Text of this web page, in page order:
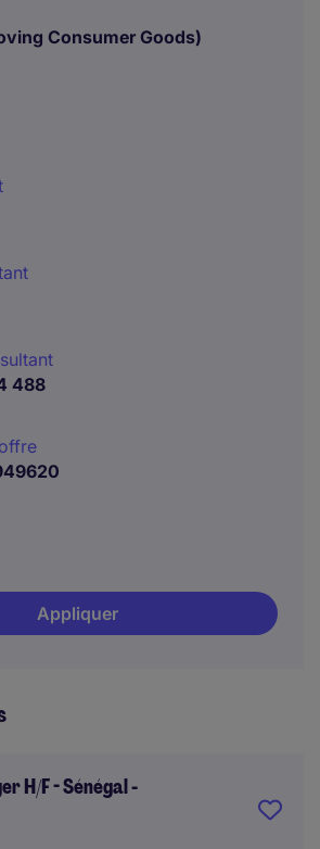
Consumer Goods)
488
Appliquer
H/F - Sénégal -